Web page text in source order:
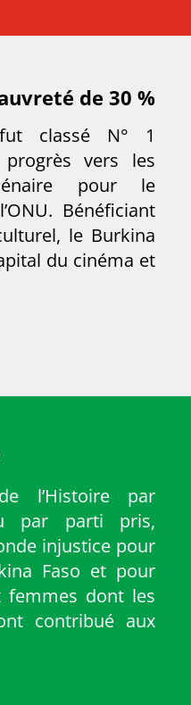
de 30 %
classé N° 1
vers les
pour le
Bénéficiant
le Burkina
du cinéma et
l’Histoire par
par parti pris,
injustice pour
Faso et pour
dont les
contribué aux